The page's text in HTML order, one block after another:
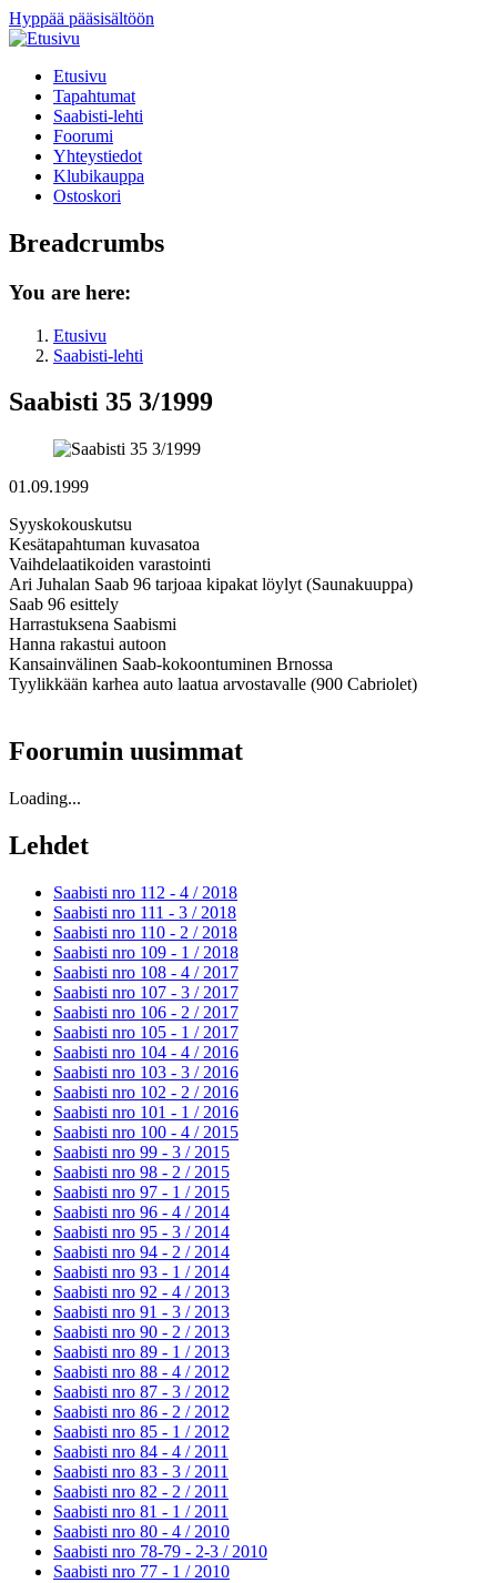
Hyppää pääsisältöön
Etusivu
Tapahtumat
Saabisti-lehti
Foorumi
Yhteystiedot
Klubikauppa
Ostoskori
Breadcrumbs
You are here:
Etusivu
Saabisti-lehti
Saabisti 35 3/1999
01.09.1999
Syyskokouskutsu
Kesätapahtuman kuvasatoa
Vaihdelaatikoiden varastointi
Ari Juhalan Saab 96 tarjoaa kipakat löylyt (Saunakuuppa)
Saab 96 esittely
Harrastuksena Saabismi
Hanna rakastui autoon
Kansainvälinen Saab-kokoontuminen Brnossa
Tyylikkään karhea auto laatua arvostavalle (900 Cabriolet)
Foorumin uusimmat
Loading...
Lehdet
Saabisti nro 112 - 4 / 2018
Saabisti nro 111 - 3 / 2018
Saabisti nro 110 - 2 / 2018
Saabisti nro 109 - 1 / 2018
Saabisti nro 108 - 4 / 2017
Saabisti nro 107 - 3 / 2017
Saabisti nro 106 - 2 / 2017
Saabisti nro 105 - 1 / 2017
Saabisti nro 104 - 4 / 2016
Saabisti nro 103 - 3 / 2016
Saabisti nro 102 - 2 / 2016
Saabisti nro 101 - 1 / 2016
Saabisti nro 100 - 4 / 2015
Saabisti nro 99 - 3 / 2015
Saabisti nro 98 - 2 / 2015
Saabisti nro 97 - 1 / 2015
Saabisti nro 96 - 4 / 2014
Saabisti nro 95 - 3 / 2014
Saabisti nro 94 - 2 / 2014
Saabisti nro 93 - 1 / 2014
Saabisti nro 92 - 4 / 2013
Saabisti nro 91 - 3 / 2013
Saabisti nro 90 - 2 / 2013
Saabisti nro 89 - 1 / 2013
Saabisti nro 88 - 4 / 2012
Saabisti nro 87 - 3 / 2012
Saabisti nro 86 - 2 / 2012
Saabisti nro 85 - 1 / 2012
Saabisti nro 84 - 4 / 2011
Saabisti nro 83 - 3 / 2011
Saabisti nro 82 - 2 / 2011
Saabisti nro 81 - 1 / 2011
Saabisti nro 80 - 4 / 2010
Saabisti nro 78-79 - 2-3 / 2010
Saabisti nro 77 - 1 / 2010